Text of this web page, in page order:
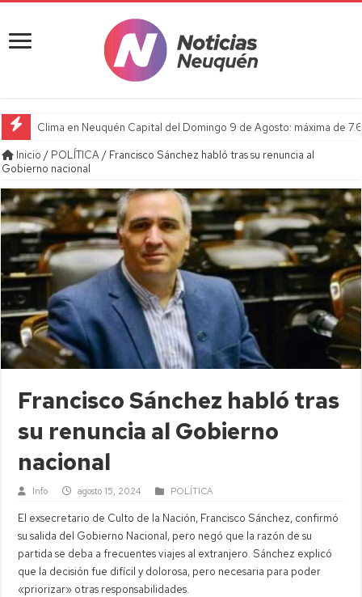
Clima en Neuquén Capital del Domingo 9 de Agosto: máxima de
Inicio / POLÍTICA/ Francisco Sánchez habló tras su renuncia al
Gobierno nacional
Francisco Sánchez habló tras
su renuncia al Gobierno
nacional
Info agosto 15, 2024 POLÍTICA
El exsecretario de Culto de la Nación, Francisco Sánchez, confirmó
su salida del Gobierno Nacional, pero negó que la razón de su
partida se deba a frecuentes viajes al extranjero. Sánchez explicó
que la decisión fue difícil y dolorosa, pero necesaria para poder
«priorizar» otras responsabilidades.